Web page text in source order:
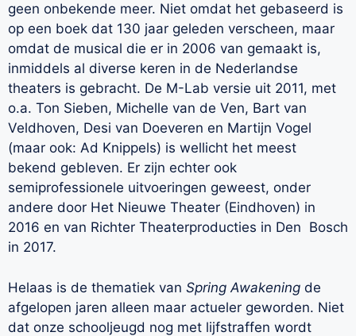
geen onbekende meer. Niet omdat het gebaseerd is
op een boek dat 130 jaar geleden verscheen, maar
omdat de musical die er in 2006 van gemaakt is,
inmiddels al diverse keren in de Nederlandse
theaters is gebracht. De M-Lab versie uit 2011, met
o.a. Ton Sieben, Michelle van de Ven, Bart van
Veldhoven, Desi van Doeveren en Martijn Vogel
(maar ook: Ad Knippels) is wellicht het meest
bekend gebleven. Er zijn echter ook
semiprofessionele uitvoeringen geweest, onder
andere door Het Nieuwe Theater (Eindhoven) in
2016 en van Richter Theaterproducties in Den Bosch
in 2017.
Helaas is de thematiek van Spring Awakening de
afgelopen jaren alleen maar actueler geworden. Niet
dat onze schooljeugd nog met lijfstraffen wordt